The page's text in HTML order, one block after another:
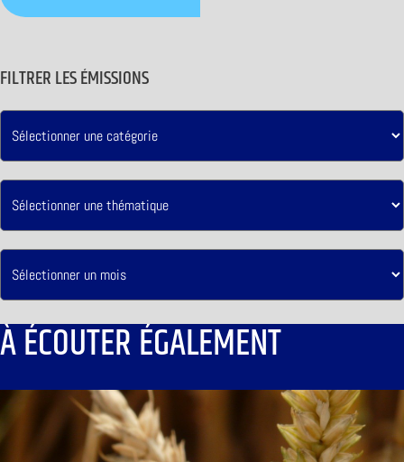
FILTRER LES ÉMISSIONS
À ÉCOUTER ÉGALEMENT